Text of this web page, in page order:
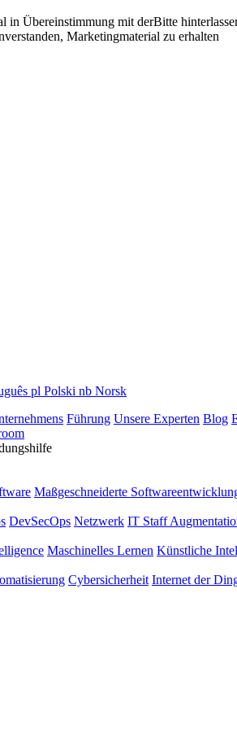
Übereinstimmung mit derBitte
Marketingmaterial zu erhalten
pl Polski nb Norsk
Führung Unsere Experten Blog
Maßgeschneiderte
DevSecOps Netzwerk IT Staff
Maschinelles Lernen Künstliche
Cybersicherheit Internet der